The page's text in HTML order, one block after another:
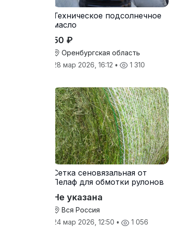
Техническое подсолнечное
масло
50 ₽
Оренбургская область
28 мар 2026, 16:12 • 1 310
Сетка сеновязальная от
Лелаф для обмотки рулонов
Не указана
Вся Россия
24 мар 2026, 12:50 • 1 056